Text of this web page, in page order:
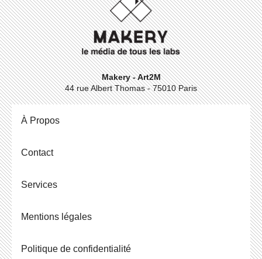
Makery - Art2M
44 rue Albert Thomas - 75010 Paris
À Propos
Contact
Ser­vices
Men­tions légales
Po­li­tique de confidentialité